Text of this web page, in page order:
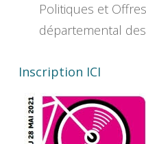
Politiques et
départemental
Inscription ICI